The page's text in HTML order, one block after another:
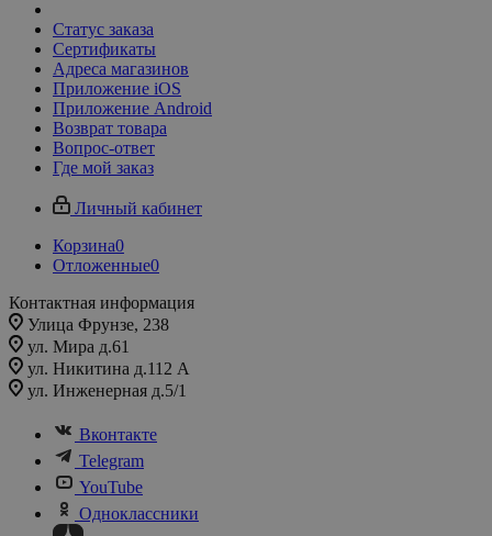
Статус заказа
Сертификаты
Адреса магазинов
Приложение iOS
Приложение Android
Возврат товара
Вопрос-ответ
Где мой заказ
Личный кабинет
Корзина0
Отложенные0
Контактная информация
Улица Фрунзе, 238​
ул. Мира д.61
ул. Никитина д.112 А
ул. Инженерная д.5/1
Вконтакте
Telegram
YouTube
Одноклассники